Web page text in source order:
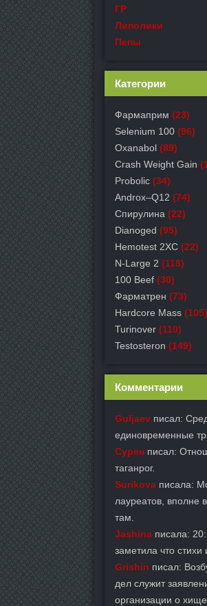
ГР
Липолики
Пепы
Категории
Фармаприм (23)
Selenium 100 (96)
Oxanabol (89)
Crash Weight Gain
Probolic (34)
Androx–Q12 (74)
Спирулина (22)
Dianoged (95)
Hemotest 2XC (22)
N-Large 2 (118)
100 Beef (30)
Фарматрен (73)
Hardcore Mass (105)
Turinover (110)
Testosteron (149)
Комментарии
Guljaev писал:
единовременные
Сурен писал:
таганрог.
Surikova писала:
лауреатов, вполне
там.
Jashina писала:
заметила что стихи
Grishin писал:
дел служит
организации о